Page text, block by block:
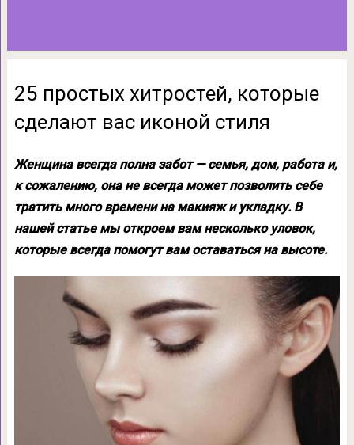
25 простых хитростей, которые
сделают вас иконой стиля
Женщина всегда полна забот — семья, дом, работа и,
к сожалению, она не всегда может позволить себе
тратить много времени на макияж и укладку. В
нашей статье мы откроем вам несколько уловок,
которые всегда помогут вам оставаться на высоте.